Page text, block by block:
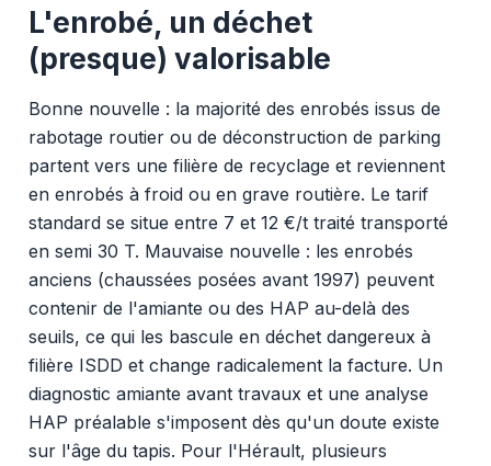
L'enrobé, un déchet
(presque) valorisable
Bonne nouvelle : la majorité des enrobés issus de
rabotage routier ou de déconstruction de parking
partent vers une filière de recyclage et reviennent
en enrobés à froid ou en grave routière. Le tarif
standard se situe entre 7 et 12 €/t traité transporté
en semi 30 T. Mauvaise nouvelle : les enrobés
anciens (chaussées posées avant 1997) peuvent
contenir de l'amiante ou des HAP au-delà des
seuils, ce qui les bascule en déchet dangereux à
filière ISDD et change radicalement la facture. Un
diagnostic amiante avant travaux et une analyse
HAP préalable s'imposent dès qu'un doute existe
sur l'âge du tapis. Pour l'Hérault, plusieurs